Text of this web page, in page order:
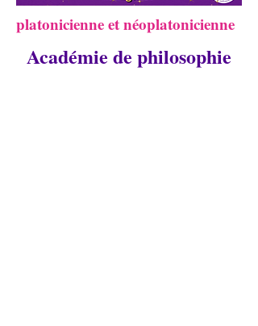
platonicienne et néoplatonicienne
Académie de philosophie